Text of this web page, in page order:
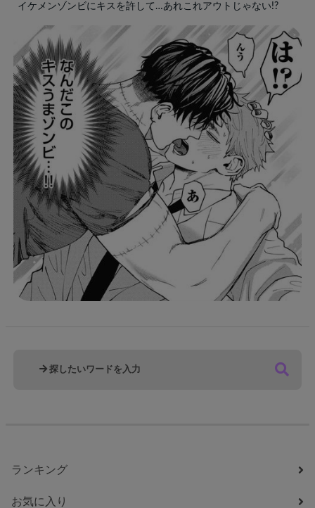
イケメンゾンビにキスを許して…あれこれアウトじゃない!?
ランキング
お気に入り